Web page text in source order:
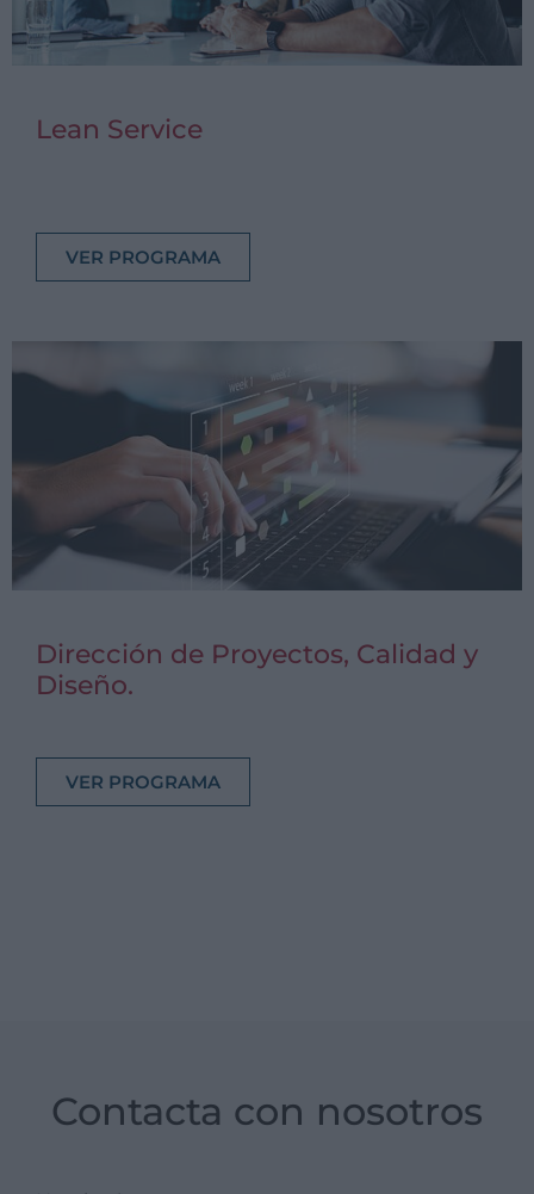
Lean Service
VER PROGRAMA
Dirección de Proyectos, Calidad y
Diseño.
VER PROGRAMA
Contacta con nosotros